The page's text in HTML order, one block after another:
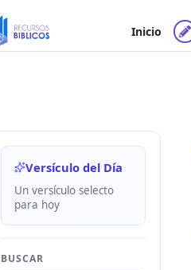
Inicio
Versículo del Día
Un versículo selecto
para hoy
BUSCAR